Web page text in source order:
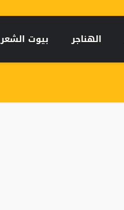
الهناجر بيوت الشعر